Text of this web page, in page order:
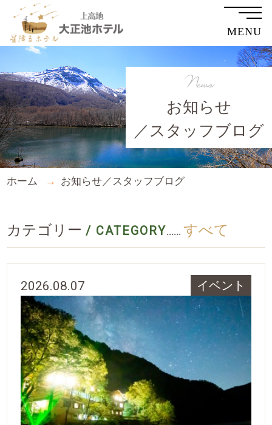
MENU
お知らせ
／スタッフブログ
News
ホーム お知らせ／スタッフブログ
カテゴリー / CATEGORY...... すべて
2026.08.07 イベント